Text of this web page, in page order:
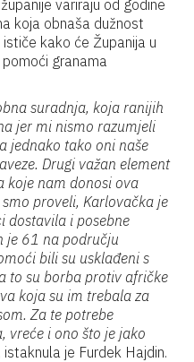
variraju od godine
koja obnaša dužnost
kako će Županija u
granama
suradnja, koja ranijih
jer mi nismo razumjeli
jednako tako oni naše
Drugi važan element
koje nam donosi ova
proveli, Karlovačka je
dostavila i posebne
je 61 na području
bili su usklađeni s
to su borba protiv afričke
koja su im trebala za
Za te potrebe
vreće i ono što je jako
, istaknula je Furdek Hajdin.